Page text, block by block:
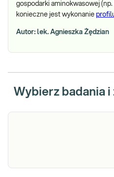
gospodarki aminokwasowej
konieczne jest wykonanie
Autor: lek. Agnieszka Żędzian
Wybierz badania